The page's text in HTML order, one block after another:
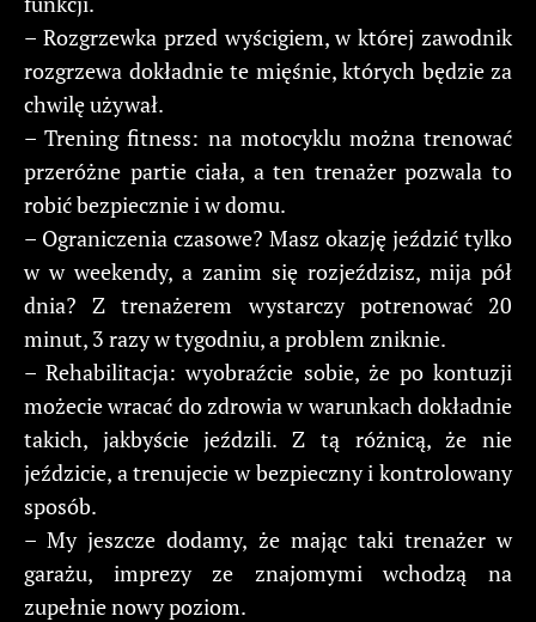
– Rozgrzewka przed wyścigiem, w której zawodnik
rozgrzewa dokładnie te mięśnie, których będzie za
chwilę używał.
– Trening fitness: na motocyklu można trenować
przeróżne partie ciała, a ten trenażer pozwala to
robić bezpiecznie i w domu.
– Ograniczenia czasowe? Masz okazję jeździć tylko
w w weekendy, a zanim się rozjeździsz, mija pół
dnia? Z trenażerem wystarczy potrenować 20
minut, 3 razy w tygodniu, a problem zniknie.
– Rehabilitacja: wyobraźcie sobie, że po kontuzji
możecie wracać do zdrowia w warunkach dokładnie
takich, jakbyście jeździli. Z tą różnicą, że nie
jeździcie, a trenujecie w bezpieczny i kontrolowany
sposób.
– My jeszcze dodamy, że mając taki trenażer w
garażu, imprezy ze znajomymi wchodzą na
zupełnie nowy poziom.